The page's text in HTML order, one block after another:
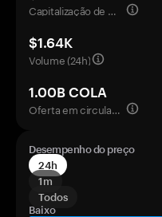
Capitalização de mercado
$1.64K
Volume (24h)
1.00B COLA
Oferta em circulação
Desempenho do preço
24h
1m
Todos
Baixo